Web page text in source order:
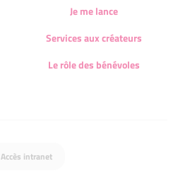
Je me lance
Services aux créateurs
Le rôle des bénévoles
Accès intranet